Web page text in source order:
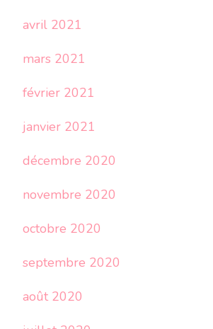
avril 2021
mars 2021
février 2021
janvier 2021
décembre 2020
novembre 2020
octobre 2020
septembre 2020
août 2020